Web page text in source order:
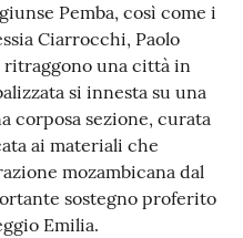
Pemba, così come i
Ciarrocchi, Paolo
ritraggono una città in
si innesta su una
corposa sezione, curata
ai materiali che
mozambicana dal
sostegno proferito
Emilia.